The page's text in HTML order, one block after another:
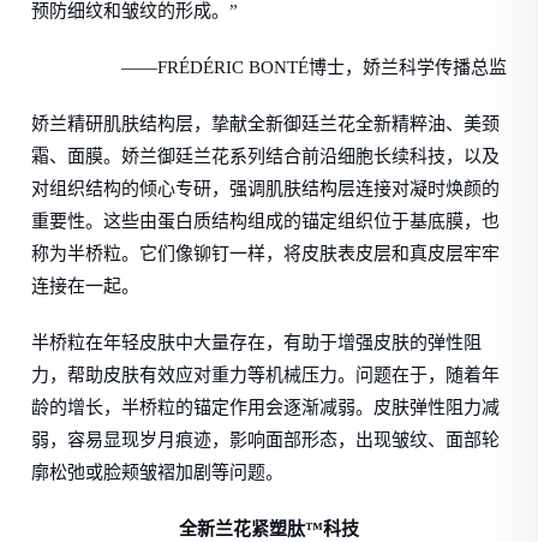
预防细纹和皱纹的形成。”
——FRÉDÉRIC BONTÉ博士，娇兰科学传播总监
娇兰精研肌肤结构层，挚献全新御廷兰花全新精粹油、美颈
霜、面膜。娇兰御廷兰花系列结合前沿细胞长续科技，以及
对组织结构的倾心专研，强调肌肤结构层连接对凝时焕颜的
重要性。这些由蛋白质结构组成的锚定组织位于基底膜，也
称为半桥粒。它们像铆钉一样，将皮肤表皮层和真皮层牢牢
连接在一起。
半桥粒在年轻皮肤中大量存在，有助于增强皮肤的弹性阻
力，帮助皮肤有效应对重力等机械压力。问题在于，随着年
龄的增长，半桥粒的锚定作用会逐渐减弱。皮肤弹性阻力减
弱，容易显现岁月痕迹，影响面部形态，出现皱纹、面部轮
廓松弛或脸颊皱褶加剧等问题。
全新兰花紧塑肽™科技